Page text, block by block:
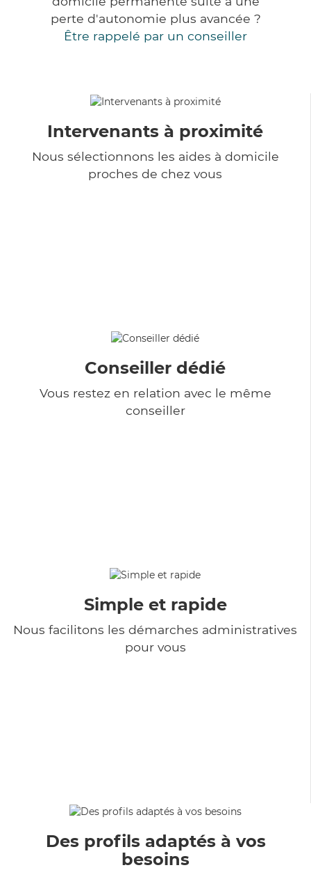
perte d'autonomie plus avancée ?
Être rappelé par un conseiller
Intervenants à proximité
Nous sélectionnons les aides à domicile
proches de chez vous
Conseiller dédié
Vous restez en relation avec le même
conseiller
Simple et rapide
Nous facilitons les démarches administratives
pour vous
Des profils adaptés à vos
besoins